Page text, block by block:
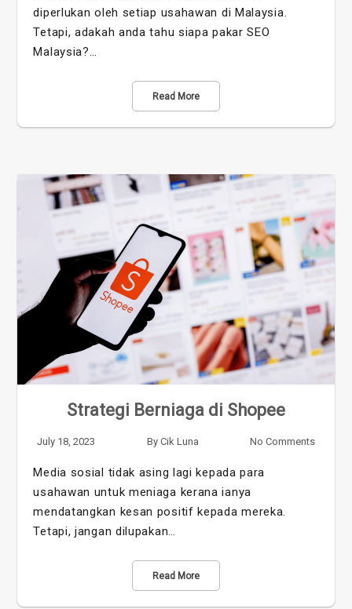
diperlukan oleh setiap usahawan di Malaysia.
Tetapi, adakah anda tahu siapa pakar SEO
Malaysia?…
Read More
Strategi Berniaga di Shopee
July 18, 2023 By Cik Luna No Comments
Media sosial tidak asing lagi kepada para
usahawan untuk meniaga kerana ianya
mendatangkan kesan positif kepada mereka.
Tetapi, jangan dilupakan…
Read More